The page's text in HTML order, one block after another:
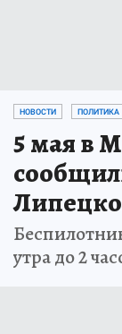
НОВОСТИ ПОЛИТИКА
5 мая в
утра до 2